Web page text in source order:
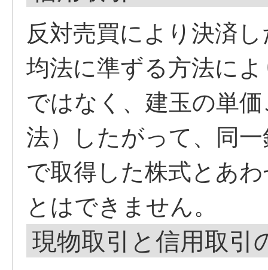
反対売買により決済
均法に準ずる方法に
ではなく、建玉の単
法）したがって、同
で取得した株式とあ
とはできません。
現物取引と信用取引